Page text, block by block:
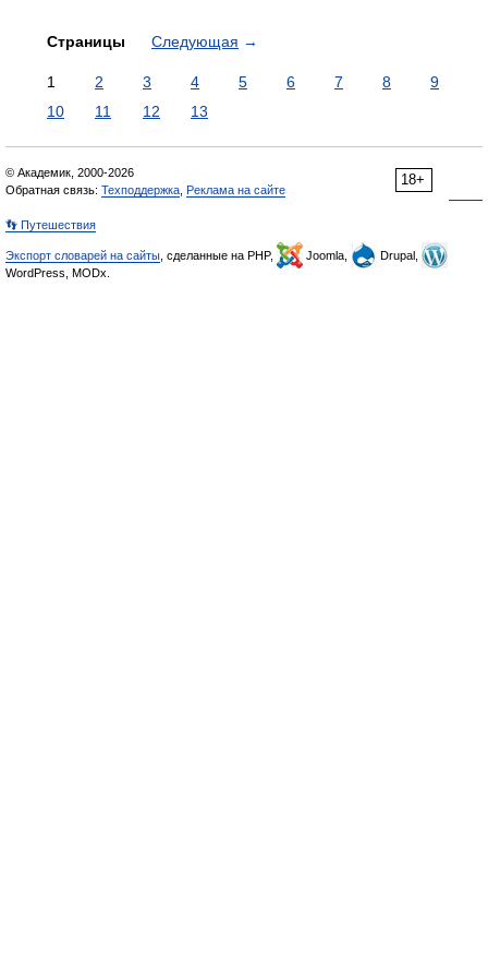
Страницы Следующая →
1 2 3 4 5 6 7 8
9
10
11 12 13
18+
© Академик, 2000-2026
Обратная связь: Техподдержка Реклама на сайте
👣 Путешествия
Экспорт словарей на сайты , сделанные на PHP, Joomla,
Drupal,
WordPress, MODx.